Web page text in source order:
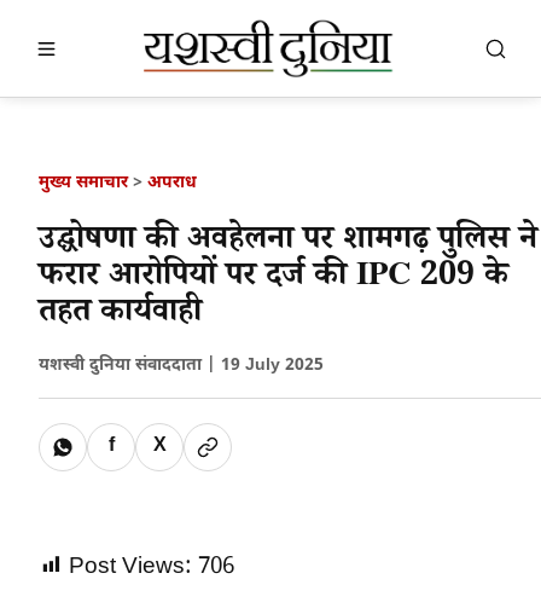
मुख्य समाचार> अपराध
उद्घोषणा की अवहेलना पर शामगढ़ पुलिस ने
फरार आरोपियों पर दर्ज की IPC 209 के
तहत कार्यवाही
यशस्वी दुनिया संवाददाता | 19 July 2025
f X
Post Views: 706